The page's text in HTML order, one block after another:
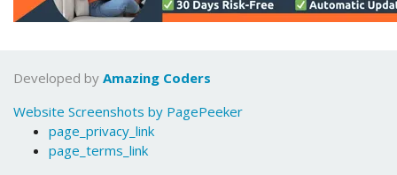
Developed by Amazing Coders
Website Screenshots by PagePeeker
page_privacy_link
page_terms_link